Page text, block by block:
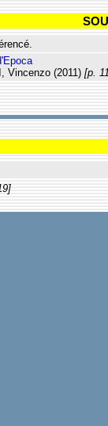
Vincenzo (2011) [p.